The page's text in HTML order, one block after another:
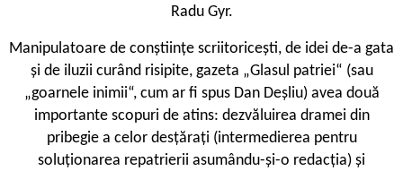
Radu Gyr.
Manipulatoare de conștiințe scriitoricești, de idei de-a gata
și de iluzii curând risipite, gazeta „Glasul patriei“ (sau
„goarnele inimii“, cum ar fi spus Dan Deșliu) avea două
importante scopuri de atins: dezvăluirea dramei din
pribegie a celor desțărați (intermedierea pentru
soluționarea repatrierii asumându-și-o redacția) și